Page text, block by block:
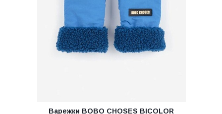
Варежки BOBO CHOSES BICOLOR